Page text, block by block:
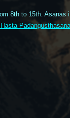
8th to 15th. Asanas